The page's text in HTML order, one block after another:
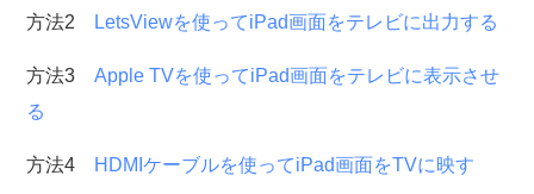
方法2 LetsViewを使ってiPad画面をテレビに出力する
方法3Apple TVを使ってiPad画面をテレビに表示させ
る
方法4 HDMIケーブルを使ってiPad画面をTVに映す